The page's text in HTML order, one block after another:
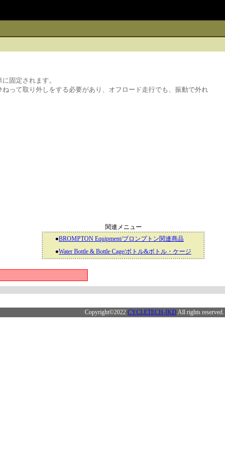
固定されます。
って取り外しをする必要があり、オフロード走行でも、振動で外れ
関連メニュー
●BROMPTON Equipment/ブロンプトン関連商品
●Water Bottle & Bottle Cage/ボトル&ボトル・ケージ
Copyright©2022 CYCLETECH-IKD All rights reserved.